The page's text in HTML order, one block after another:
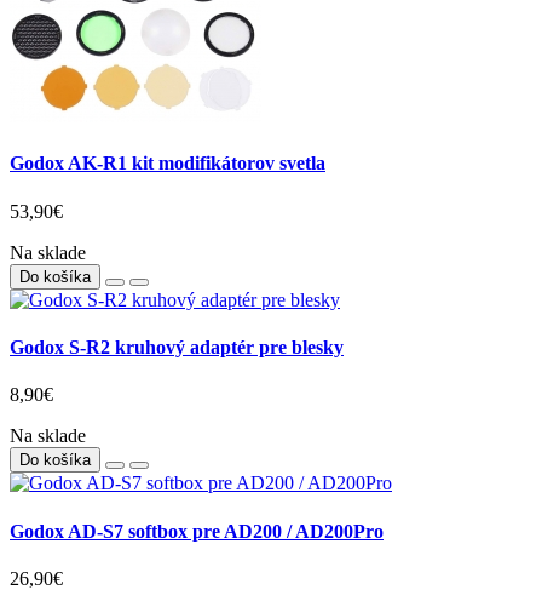
Godox AK-R1 kit modifikátorov svetla
53,90€
Na sklade
Do košíka
Godox S-R2 kruhový adaptér pre blesky
8,90€
Na sklade
Do košíka
Godox AD-S7 softbox pre AD200 / AD200Pro
26,90€